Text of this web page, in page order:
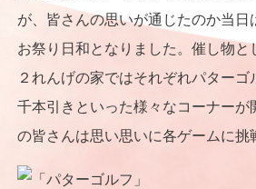
が、皆さんの思いが通じたのか当日
お祭り日和となりました。催し物と
２れんげの家ではそれぞれパターゴ
千本引きといった様々なコーナーが
の皆さんは思い思いに各ゲームに挑